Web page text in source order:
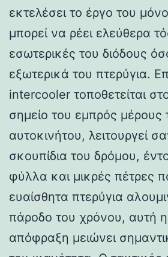
εκτελέσει το έργο του
μπορεί να ρέει ελεύθερα
εσωτερικές του διόδους
εξωτερικά του πτερύγια.
intercooler τοποθετείται
σημείο του εμπρός μέρους
αυτοκινήτου, λειτουργεί
σκουπίδια του δρόμου,
φύλλα και μικρές πέτρες
ευαίσθητα πτερύγια
πάροδο του χρόνου, αυτή
απόφραξη μειώνει